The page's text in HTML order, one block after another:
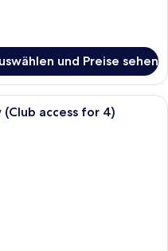
und Preise sehen
modernes Hotelzimmer mit
access for 4)